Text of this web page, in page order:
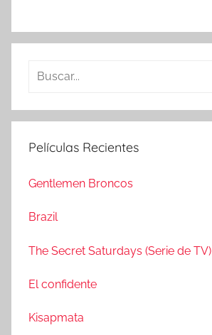
s
a
:
Películas Recientes
Gentlemen Broncos
Brazil
The Secret Saturdays (Serie de TV)
El confidente
Kisapmata